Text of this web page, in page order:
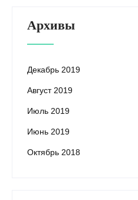
Архивы
Декабрь 2019
Август 2019
Июль 2019
Июнь 2019
Октябрь 2018